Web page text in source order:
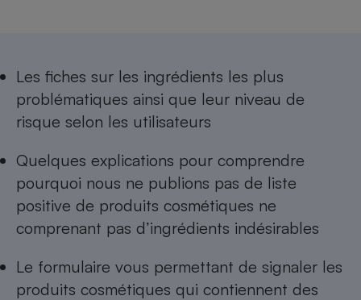
Les fiches sur les ingrédients les plus
problématiques ainsi que leur niveau de
risque selon les utilisateurs
Quelques explications pour comprendre
pourquoi nous ne publions pas de liste
positive de produits cosmétiques ne
comprenant pas d’ingrédients indésirables
Le formulaire vous permettant de signaler les
produits cosmétiques qui contiennent des